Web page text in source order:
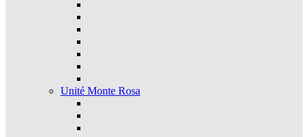
Unité Monte Rosa